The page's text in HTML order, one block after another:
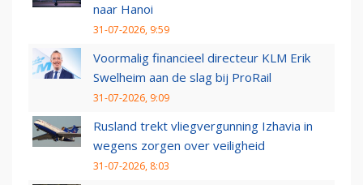
naar Hanoi
31-07-2026, 9:59
Voormalig financieel directeur KLM Erik
Swelheim aan de slag bij ProRail
31-07-2026, 9:09
Rusland trekt vliegvergunning Izhavia in
wegens zorgen over veiligheid
31-07-2026, 8:03